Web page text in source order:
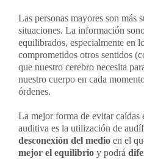
Las personas mayores son más
situaciones. La información
equilibrados, especialmente en
comprometidos otros sentidos
que nuestro cerebro necesita
nuestro cuerpo en cada
órdenes.
La mejor forma de evitar caídas
auditiva es la utilización de
desconexión del medio en el
mejor el equilibrio y podrá